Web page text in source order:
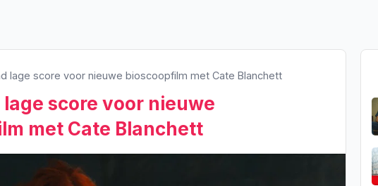
lage score voor nieuwe bioscoopfilm met Cate Blanchett
score voor nieuwe
met Cate Blanchett